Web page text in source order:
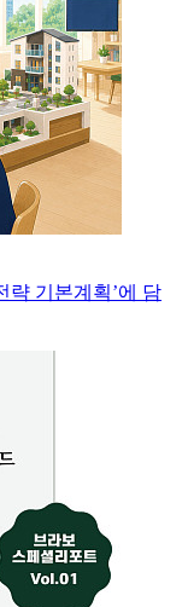
략 기본계획’에 담